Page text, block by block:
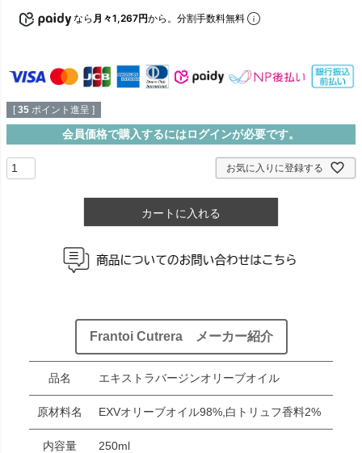
なら 月々1,267円から。分割手数料無料
[ 35 ポイント進呈 ]
会員価格で購入するにはログインが必要です。
お気に入りに登録する
カートに入れる
Frantoi Cutrera メーカー紹介
品名 エキストラバージンオリーブオイル
原材料名 EXVオリーブオイル98%,白トリュフ香料2%
内容量 250ml